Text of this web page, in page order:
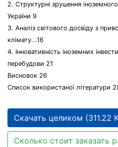
2. Структурні зрушення
України 9
3. Аналіз світового досвіду з
клімату...16
4. Інновативність іноземних
перебудови 21
Висновок 26
Список використаної літератури
Скачать целиком (311.22
Сколько стоит заказать